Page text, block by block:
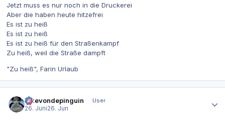
Jetzt muss es nur noch in die Druckerei
Aber die haben heute hitzefrei
Es ist zu heiß
Es ist zu heiß
Es ist zu heiß für den Straßenkampf
Zu heiß, weil die Straße dampft
"Zu heiß", Farin Urlaub
ickevondepinguin
User
26. Juni26. Jun